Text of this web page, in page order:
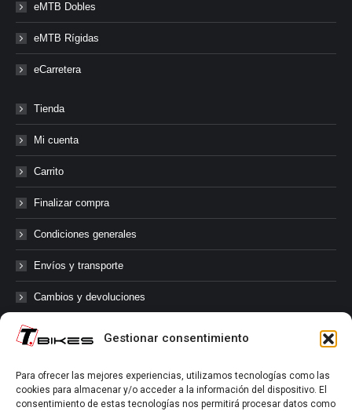
Gestionar consentimiento
Para ofrecer las mejores experiencias, utilizamos tecnologías como las
cookies para almacenar y/o acceder a la información del dispositivo. El
consentimiento de estas tecnologías nos permitirá procesar datos como
eMTB Dobles
eMTB Rígidas
eCarretera
Tienda
Mi cuenta
Carrito
Finalizar compra
Condiciones generales
Envíos y transporte
Cambios y devoluciones
@tbikes.cat #tbikes
Síguenos en las redes sociales de Tbikes, mantente informado de